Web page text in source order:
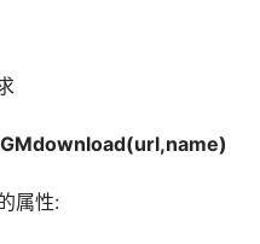
属性: